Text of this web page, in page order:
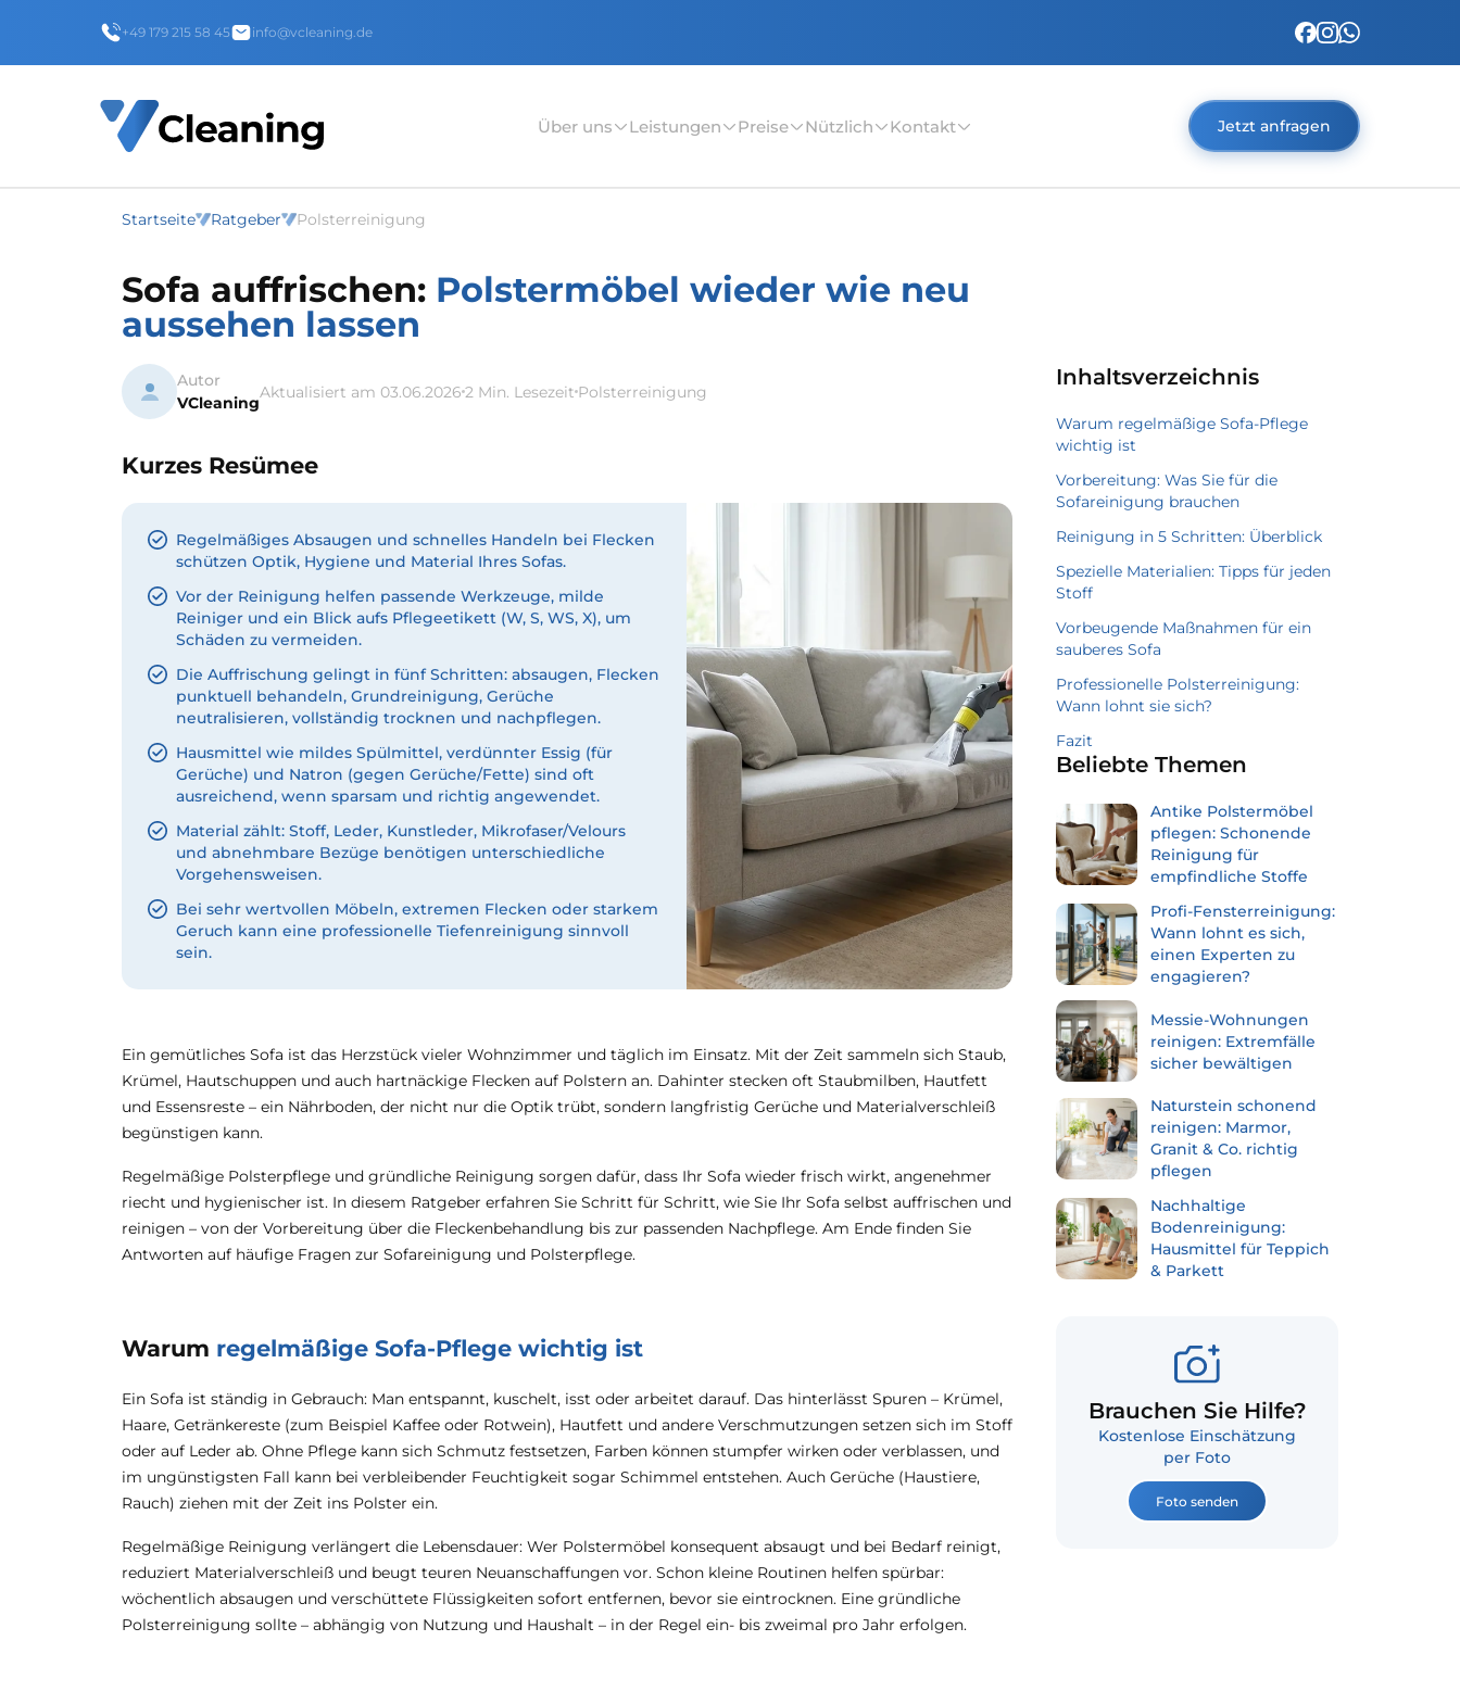
+49 179 215 58 45 info@vcleaning.de
Über uns Leistungen Preise Nützlich Kontakt Jetzt anfragen
Startseite Ratgeber Polsterreinigung
Sofa auffrischen: Polstermöbel wieder wie neu
aussehen lassen
Autor
VCleaning
Aktualisiert am 03.06.2026 2 Min. Lesezeit Polsterreinigung
Kurzes Resümee
Regelmäßiges Absaugen und schnelles Handeln bei Flecken
schützen Optik, Hygiene und Material Ihres Sofas.
Vor der Reinigung helfen passende Werkzeuge, milde
Reiniger und ein Blick aufs Pflegeetikett (W, S, WS, X), um
Schäden zu vermeiden.
Die Auffrischung gelingt in fünf Schritten: absaugen, Flecken
punktuell behandeln, Grundreinigung, Gerüche
neutralisieren, vollständig trocknen und nachpflegen.
Hausmittel wie mildes Spülmittel, verdünnter Essig (für
Gerüche) und Natron (gegen Gerüche/Fette) sind oft
ausreichend, wenn sparsam und richtig angewendet.
Material zählt: Stoff, Leder, Kunstleder, Mikrofaser/Velours
und abnehmbare Bezüge benötigen unterschiedliche
Vorgehensweisen.
Bei sehr wertvollen Möbeln, extremen Flecken oder starkem
Geruch kann eine professionelle Tiefenreinigung sinnvoll
sein.
Ein gemütliches Sofa ist das Herzstück vieler Wohnzimmer und täglich im Einsatz. Mit der Zeit sammeln sich Staub,
Krümel, Hautschuppen und auch hartnäckige Flecken auf Polstern an. Dahinter stecken oft Staubmilben, Hautfett
und Essensreste – ein Nährboden, der nicht nur die Optik trübt, sondern langfristig Gerüche und Materialverschleiß
begünstigen kann.
Regelmäßige Polsterpflege und gründliche Reinigung sorgen dafür, dass Ihr Sofa wieder frisch wirkt, angenehmer
riecht und hygienischer ist. In diesem Ratgeber erfahren Sie Schritt für Schritt, wie Sie Ihr Sofa selbst auffrischen und
reinigen – von der Vorbereitung über die Fleckenbehandlung bis zur passenden Nachpflege. Am Ende finden Sie
Antworten auf häufige Fragen zur Sofareinigung und Polsterpflege.
Warum regelmäßige Sofa-Pflege wichtig ist
Ein Sofa ist ständig in Gebrauch: Man entspannt, kuschelt, isst oder arbeitet darauf. Das hinterlässt Spuren – Krümel,
Haare, Getränkereste (zum Beispiel Kaffee oder Rotwein), Hautfett und andere Verschmutzungen setzen sich im Stoff
oder auf Leder ab. Ohne Pflege kann sich Schmutz festsetzen, Farben können stumpfer wirken oder verblassen, und
im ungünstigsten Fall kann bei verbleibender Feuchtigkeit sogar Schimmel entstehen. Auch Gerüche (Haustiere,
Rauch) ziehen mit der Zeit ins Polster ein.
Regelmäßige Reinigung verlängert die Lebensdauer: Wer Polstermöbel konsequent absaugt und bei Bedarf reinigt,
reduziert Materialverschleiß und beugt teuren Neuanschaffungen vor. Schon kleine Routinen helfen spürbar:
wöchentlich absaugen und verschüttete Flüssigkeiten sofort entfernen, bevor sie eintrocknen. Eine gründliche
Polsterreinigung sollte – abhängig von Nutzung und Haushalt – in der Regel ein- bis zweimal pro Jahr erfolgen.
Inhaltsverzeichnis
Warum regelmäßige Sofa-Pflege
wichtig ist
Vorbereitung: Was Sie für die
Sofareinigung brauchen
Reinigung in 5 Schritten: Überblick
Spezielle Materialien: Tipps für jeden
Stoff
Vorbeugende Maßnahmen für ein
sauberes Sofa
Professionelle Polsterreinigung:
Wann lohnt sie sich?
Fazit
Beliebte Themen
Antike Polstermöbel
pflegen: Schonende
Reinigung für
empfindliche Stoffe
Profi-Fensterreinigung:
Wann lohnt es sich,
einen Experten zu
engagieren?
Messie-Wohnungen
reinigen: Extremfälle
sicher bewältigen
Naturstein schonend
reinigen: Marmor,
Granit & Co. richtig
pflegen
Nachhaltige
Bodenreinigung:
Hausmittel für Teppich
& Parkett
Brauchen Sie Hilfe?
Kostenlose Einschätzung
per Foto
Foto senden